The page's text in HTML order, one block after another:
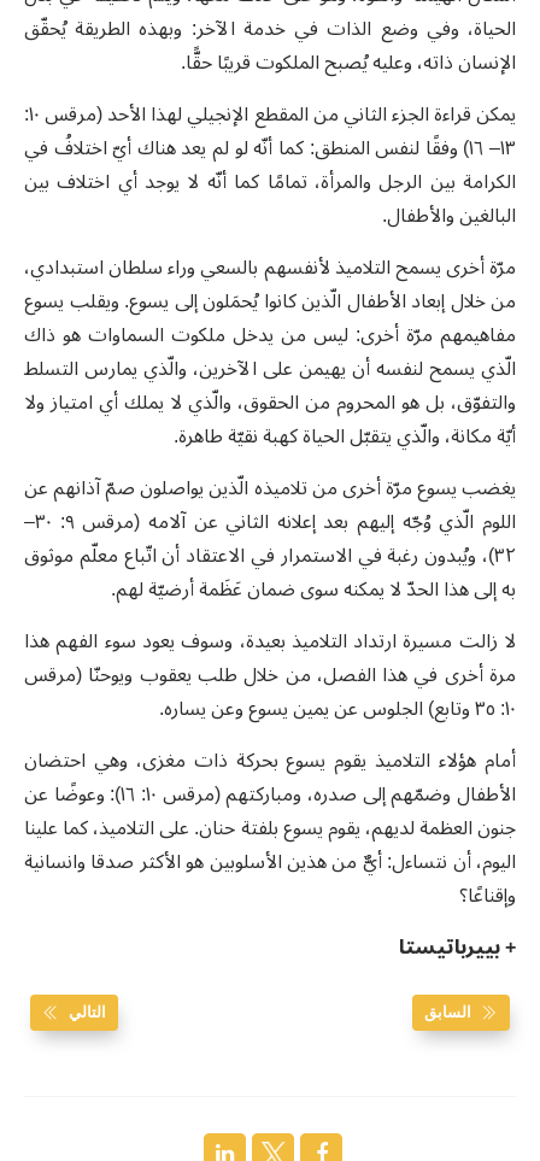
الحياة، وفي وضع الذات في خدمة الآخر: وبهذه الطريقة يُحقّق
الإنسان ذاته، وعليه يُصبح الملكوت قريبًا حقًّا.
يمكن قراءة الجزء الثاني من المقطع الإنجيلي لهذا الأحد (مرقس ١٠:
١٣– ١٦) وفقًا لنفس المنطق: كما أنّه لو لم يعد هناك أيّ اختلافُ في
الكرامة بين الرجل والمرأة، تمامًا كما أنّه لا يوجد أي اختلاف بين
البالغين والأطفال.
مرّة أخرى يسمح التلاميذ لأنفسهم بالسعي وراء سلطان استبدادي،
من خلال إبعاد الأطفال الّذين كانوا يُحمَلون إلى يسوع. ويقلب يسوع
مفاهيمهم مرّة أخرى: ليس من يدخل ملكوت السماوات هو ذاك
الّذي يسمح لنفسه أن يهيمن على الآخرين، والّذي يمارس التسلط
والتفوّق، بل هو المحروم من الحقوق، والّذي لا يملك أي امتياز ولا
أيّة مكانة، والّذي يتقبّل الحياة كهبة نقيّة طاهرة.
يغضب يسوع مرّة أخرى من تلاميذه الّذين يواصلون صمّ آذانهم عن
اللوم الّذي وُجّه إليهم بعد إعلانه الثاني عن آلامه (مرقس ٩: ٣٠–
٣٢)، ويُبدون رغبة في الاستمرار في الاعتقاد أن اتّباع معلّم موثوق
به إلى هذا الحدّ لا يمكنه سوى ضمان عَظَمة أرضيّة لهم.
لا زالت مسيرة ارتداد التلاميذ بعيدة، وسوف يعود سوء الفهم هذا
مرة أخرى في هذا الفصل، من خلال طلب يعقوب ويوحنّا (مرقس
١٠: ٣٥ وتابع) الجلوس عن يمين يسوع وعن يساره.
أمام هؤلاء التلاميذ يقوم يسوع بحركة ذات مغزى، وهي احتضان
الأطفال وضمّهم إلى صدره، ومباركتهم (مرقس ١٠: ١٦): وعوضًا عن
جنون العظمة لديهم، يقوم يسوع بلفتة حنان. على التلاميذ، كما علينا
اليوم، أن نتساءل: أيٌّ من هذين الأسلوبين هو الأكثر صدقا وانسانية
وإقناعًا؟
+ بييرباتيستا
السابق التالي